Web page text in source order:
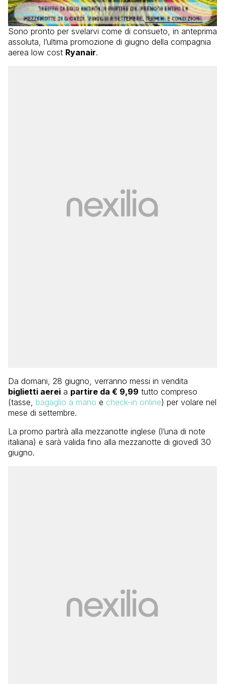
Sono pronto per svelarvi come di consueto, in anteprima
assoluta, l’ultima promozione di giugno della compagnia
aerea low cost Ryanair.
Da domani, 28 giugno, verranno messi in vendita
biglietti aerei a partire da € 9,99 tutto compreso
(tasse, bagaglio a mano e check-in online) per volare nel
mese di settembre.
La promo partirà alla mezzanotte inglese (l’una di note
italiana) e sarà valida fino alla mezzanotte di giovedì 30
giugno.